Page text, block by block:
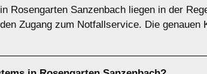
Rosengarten Sanzenbach liegen in der
Zugang zum Notfallservice. Die genauen